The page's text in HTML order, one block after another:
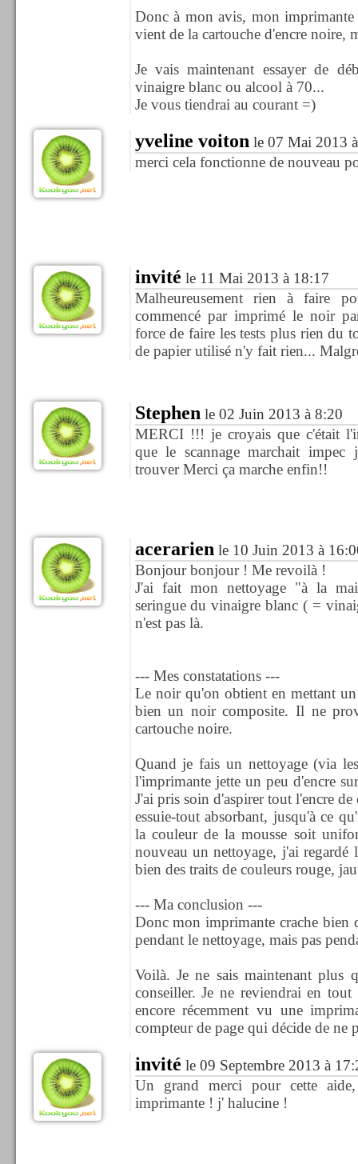
Donc à mon avis, mon
vient de la cartouche d'encre noire,
Je vais maintenant essayer de
vinaigre blanc ou alcool à 70...
Je vous tiendrai au courant =)
yveline voiton le 07 Mai 2013
merci cela fonctionne de nouveau
invité le 11 Mai 2013 à 18:17
Malheureusement rien à faire
commencé par imprimé le noir
force de faire les tests plus rien du
de papier utilisé n'y fait rien...
Stephen le 02 Juin 2013 à 8:20
MERCI !!! je croyais que c'était
que le scannage marchait
trouver Merci ça marche enfin!!
acerarien le 10 Juin 2013 à
Bonjour bonjour ! Me revoilà !
J'ai fait mon nettoyage "à la
seringue du vinaigre blanc ( =
n'est pas là.
--- Mes constatations ---
Le noir qu'on obtient en mettant
bien un noir composite. Il ne
cartouche noire.
Quand je fais un nettoyage (via
l'imprimante jette un peu d'encre
J'ai pris soin d'aspirer tout l'encre de
essuie-tout absorbant, jusqu'à ce
la couleur de la mousse soit
nouveau un nettoyage, j'ai regardé
bien des traits de couleurs rouge,
--- Ma conclusion ---
Donc mon imprimante crache bien
pendant le nettoyage, mais pas
Voilà. Je ne sais maintenant plus
conseiller. Je ne reviendrai en
encore récemment vu une
compteur de page qui décide de ne
invité le 09 Septembre 2013 à
Un grand merci pour cette
imprimante ! j' halucine !